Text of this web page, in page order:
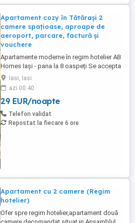
Apartament cozy în Tătărași 2
camere spațioase, aproape de
aeroport, parcare, factură și
vouchere
Apartamente moderne în regim hotelier AB
Homes Iași - pana la 8 oaspeți Se accepta
plata cu vochere de vacanță - se oferă
factura whatsapp: #zero #sapte #patru
#noua #cinci #cinci #opt #șapte #zero
#cinci Descoperă confortul de acasă în
apartamentele AB Homes, disponibile în
cele mai căutate zone din ...
Iasi, Iasi
azi 00:40
29 EUR/noapte
Telefon validat
Repostat la fiecare 6 ore
Apartament cu 2 camere (Regim
hotelier)
Ofer spre regim hotelier,apartament două